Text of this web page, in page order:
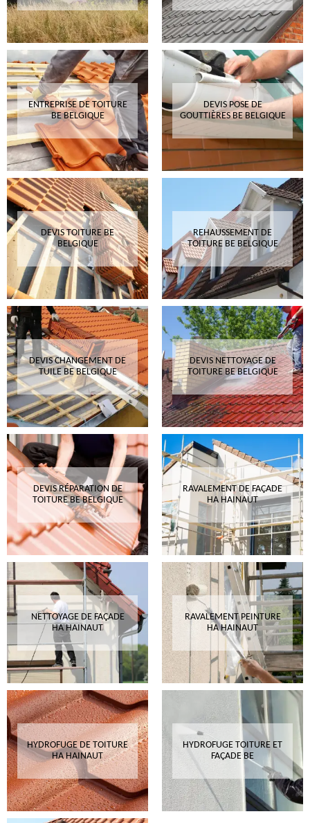
ENTREPRISE DE TOITURE
BE BELGIQUE
DEVIS POSE DE
GOUTTIÈRES BE BELGIQUE
DEVIS TOITURE BE
BELGIQUE
REHAUSSEMENT DE
TOITURE BE BELGIQUE
DEVIS CHANGEMENT DE
TUILE BE BELGIQUE
DEVIS NETTOYAGE DE
TOITURE BE BELGIQUE
DEVIS RÉPARATION DE
TOITURE BE BELGIQUE
RAVALEMENT DE FAÇADE
HA HAINAUT
NETTOYAGE DE FAÇADE
HA HAINAUT
RAVALEMENT PEINTURE
HA HAINAUT
HYDROFUGE DE TOITURE
HA HAINAUT
HYDROFUGE TOITURE ET
FAÇADE BE